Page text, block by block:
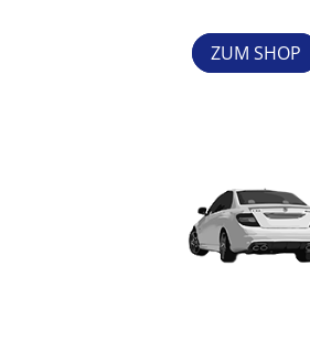
ZUM SHOP